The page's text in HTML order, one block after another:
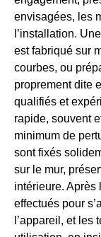
envisagées, les
l’installation.
est fabriqué sur
courbes, ou
proprement dite
qualifiés et
rapide, souvent
minimum de
sont fixés
sur le mur,
intérieure. Après
effectués pour
l’appareil, et les